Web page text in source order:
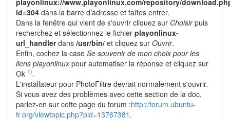
id=304 dans la barre d'adresse et faîtes entrer.
Dans la fenêtre qui vient de s'ouvrir cliquez sur Choisirpuis
recherchez et sélectionnez le fichier playonlinux-
url_handlerdans /usr/bin/ et cliquez sur Ouvrir.
Enfin, cochez la case Se souvenir de mon choix pour les
liens playonlinuxpour automatiser la réponse et cliquez sur
Ok 1).
L'installateur pour PhotoFiltre devrait normalement s'ouvrir.
Si vous avez des problèmes avec cette section de la doc,
parlez-en sur cette page du forum :http://forum.ubuntu-
fr.org/viewtopic.php?pid=13767381 .